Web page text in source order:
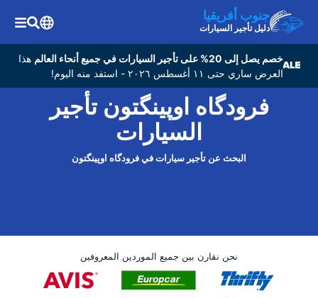
جنوب أفريقيا
دليل تأجير السيارات
خصم يصل إلى 20% على تأجير السيارات في جميع أنحاء العالم
هذا
العرض ساري حتى ١١ أغسطس ٢٠٢٦ - استفد منه اليوم!
فرودگاه اوپینگتون تأجير
السيارات
البحث عن تأجير سيارات في فرودگاه اوپینگتون
نحن نقارن بين جميع الموردين المعروفين